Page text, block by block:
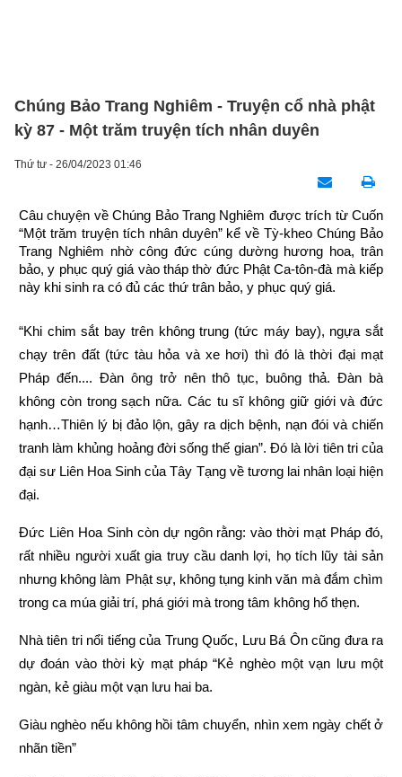
Chúng Bảo Trang Nghiêm - Truyện cổ nhà phật
kỳ 87 - Một trăm truyện tích nhân duyên
Thứ tư - 26/04/2023 01:46
Câu chuyện về Chúng Bảo Trang Nghiêm được trích từ Cuốn
“Một trăm truyện tích nhân duyên” kể về Tỳ-kheo Chúng Bảo
Trang Nghiêm nhờ công đức cúng dường hương hoa, trân
bảo, y phục quý giá vào tháp thờ đức Phật Ca-tôn-đà mà kiếp
này khi sinh ra có đủ các thứ trân bảo, y phục quý giá.
“Khi chim sắt bay trên không trung (tức máy bay), ngựa sắt
chạy trên đất (tức tàu hỏa và xe hơi) thì đó là thời đại mạt
Pháp đến.... Đàn ông trở nên thô tục, buông thả. Đàn bà
không còn trong sạch nữa. Các tu sĩ không giữ giới và đức
hạnh…Thiên lý bị đảo lộn, gây ra dịch bệnh, nạn đói và chiến
tranh làm khủng hoảng đời sống thế gian”. Đó là lời tiên tri của
đại sư Liên Hoa Sinh của Tây Tạng về tương lai nhân loại hiện
đại.
Đức Liên Hoa Sinh còn dự ngôn rằng: vào thời mạt Pháp đó,
rất nhiều người xuất gia truy cầu danh lợi, họ tích lũy tài sản
nhưng không làm Phật sự, không tụng kinh văn mà đắm chìm
trong ca múa giải trí, phá giới mà trong tâm không hổ thẹn.
Nhà tiên tri nổi tiếng của Trung Quốc, Lưu Bá Ôn cũng đưa ra
dự đoán vào thời kỳ mạt pháp “Kẻ nghèo một vạn lưu một
ngàn, kẻ giàu một vạn lưu hai ba.
Giàu nghèo nếu không hồi tâm chuyển, nhìn xem ngày chết ở
nhãn tiền”